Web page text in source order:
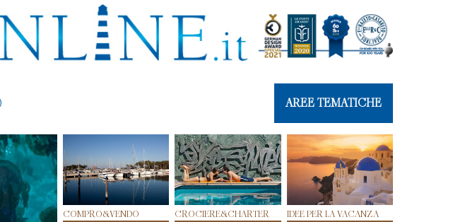
AREE TEMATICHE
COMPRO&VENDO CROCIERE&CHARTER IDEE PER LA VACANZA